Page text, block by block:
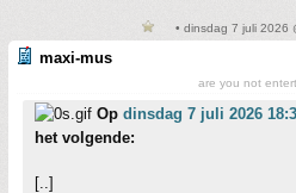
• dinsdag 7 juli 2026
maxi-mus
are you not
Op dinsdag 7 juli 2026
het volgende:
[..]